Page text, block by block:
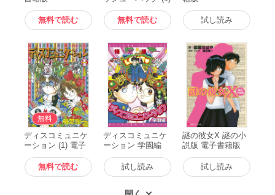
無料で読む
電子書籍版
無料で読む
試し読み
無料
ディスコミュニケ
ーション (1) 電子
書籍版
無料で読む
ディスコミュニケ
ーション 学園編
電子書籍版
試し読み
謎の彼女X 謎の小
説版 電子書籍版
試し読み